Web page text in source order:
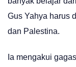
Gus Yahya harus
dan Palestina.
Ia mengakui